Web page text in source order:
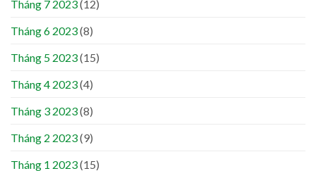
Tháng 7 2023(12)
Tháng 6 2023(8)
Tháng 5 2023(15)
Tháng 4 2023(4)
Tháng 3 2023(8)
Tháng 2 2023(9)
Tháng 1 2023(15)